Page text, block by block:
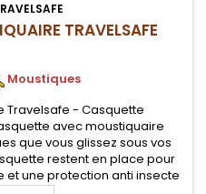
TRAVELSAFE
Moustiques
Travelsafe - Casquette
avec moustiquaire
que vous glissez sous vos
restent en place pour
une protection anti insecte